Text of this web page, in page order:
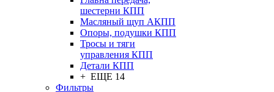
шестерни КПП
Масляный щуп АКПП
Опоры, подушки КПП
Тросы и тяги
управления КПП
Детали КПП
+ ЕЩЕ 14
Фильтры